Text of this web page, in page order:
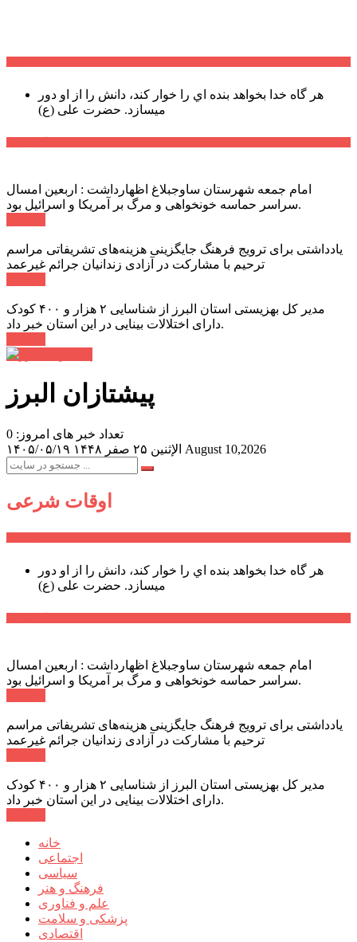
هر گاه خدا بخواهد بنده اي را خوار كند، دانش را از او دور
میسازد. حضرت علی (ع)
امام جمعه شهرستان ساوجبلاغ اظهارداشت : اربعین امسال
سراسر حماسه خونخواهی و مرگ بر آمریکا و اسرائیل بود.
یادداشتی برای ترویج فرهنگ جایگزینی هزینه‌های تشریفاتی مراسم
ترحیم با مشارکت در آزادی زندانیان جرائم غیرعمد
مدیر کل بهزیستی استان البرز از شناسایی ۲ هزار و ۴۰۰ کودک
دارای اختلالات بینایی در این استان خبر داد.
پیشتازان البرز
تعداد خبر های امروز: 0
۱۴۰۵/۰۵/۱۹
الإثنين ۲۵ صفر ۱۴۴۸ August 10,2026
اوقات شرعی
هر گاه خدا بخواهد بنده اي را خوار كند، دانش را از او دور
میسازد. حضرت علی (ع)
امام جمعه شهرستان ساوجبلاغ اظهارداشت : اربعین امسال
سراسر حماسه خونخواهی و مرگ بر آمریکا و اسرائیل بود.
یادداشتی برای ترویج فرهنگ جایگزینی هزینه‌های تشریفاتی مراسم
ترحیم با مشارکت در آزادی زندانیان جرائم غیرعمد
مدیر کل بهزیستی استان البرز از شناسایی ۲ هزار و ۴۰۰ کودک
دارای اختلالات بینایی در این استان خبر داد.
خانه
اجتماعی
سیاسی
فرهنگ و هنر
علم و فناوری
پزشکی و سلامت
اقتصادی